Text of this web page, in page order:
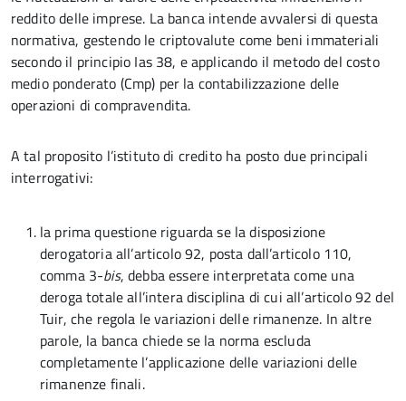
reddito delle imprese. La banca intende avvalersi di questa
normativa, gestendo le criptovalute come beni immateriali
secondo il principio Ias 38, e applicando il metodo del costo
medio ponderato (Cmp) per la contabilizzazione delle
operazioni di compravendita.
A tal proposito l’istituto di credito ha posto due principali
interrogativi:
la prima questione riguarda se la disposizione
derogatoria all’articolo 92, posta dall’articolo 110,
comma 3-bis, debba essere interpretata come una
deroga totale all’intera disciplina di cui all’articolo 92 del
Tuir, che regola le variazioni delle rimanenze. In altre
parole, la banca chiede se la norma escluda
completamente l’applicazione delle variazioni delle
rimanenze finali.